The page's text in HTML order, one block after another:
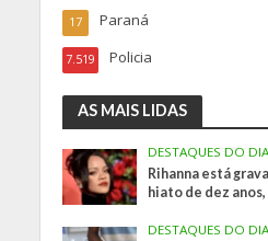
Paraná
17
Policia
7.519
AS MAIS LIDAS
DESTAQUES DO DIA
Rihanna está
hiato de dez
DESTAQUES DO DIA